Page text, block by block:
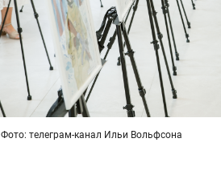
Фото: телеграм-канал Ильи Вольфсона